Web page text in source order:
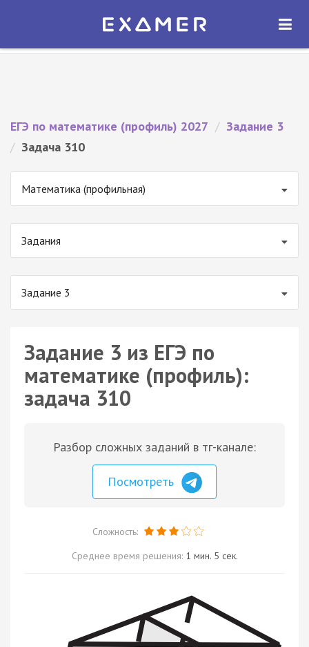
Экзамер — ЕГЭ 2027
ОТКРЫТЬ
ЕГЭ по математике (профиль) 2027 / Задание 3
/ Задача 310
Математика (профильная)
Задания
Задание 3
Задание 3 из ЕГЭ по
математике (профиль):
задача 310
Разбор сложных заданий в тг-канале:
Посмотреть
Сложность:
Среднее время решения: 1 мин. 5 сек.